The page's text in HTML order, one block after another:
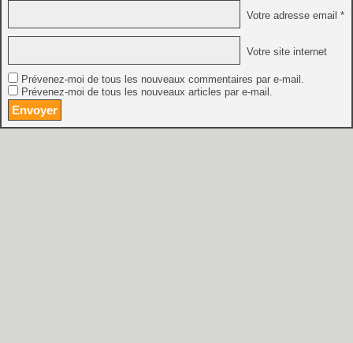
Votre adresse email *
Votre site internet
Prévenez-moi de tous les nouveaux commentaires par e-mail.
Prévenez-moi de tous les nouveaux articles par e-mail.